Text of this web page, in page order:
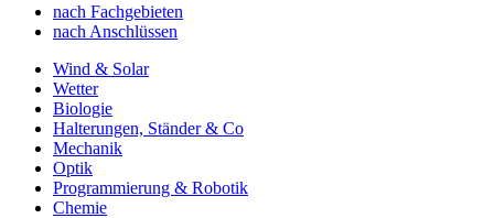
nach Fachgebieten
nach Anschlüssen
Wind & Solar
Wetter
Biologie
Halterungen, Ständer & Co
Mechanik
Optik
Programmierung & Robotik
Chemie